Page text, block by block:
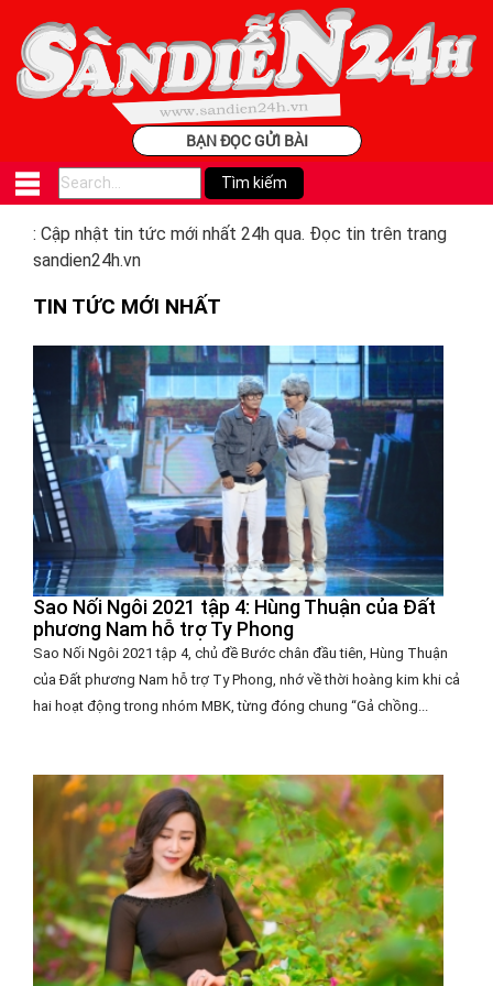
BẠN ĐỌC GỬI BÀI
: Cập nhật tin tức mới nhất 24h qua. Đọc tin trên trang
sandien24h.vn
TIN TỨC MỚI NHẤT
Sao Nối Ngôi 2021 tập 4: Hùng Thuận của Đất
phương Nam hỗ trợ Ty Phong
Sao Nối Ngôi 2021 tập 4, chủ đề Bước chân đầu tiên, Hùng Thuận
của Đất phương Nam hỗ trợ Ty Phong, nhớ về thời hoàng kim khi cả
hai hoạt động trong nhóm MBK, từng đóng chung “Gả chồng...